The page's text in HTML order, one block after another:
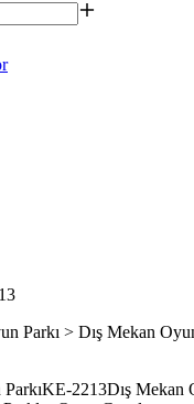
Parkı > Dış Mekan
KE-2213Dış Mekan